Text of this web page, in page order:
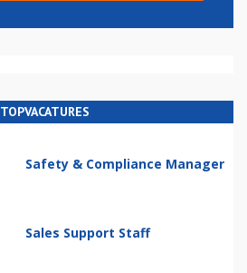
TOPVACATURES
Safety & Compliance Manager
Sales Support Staff